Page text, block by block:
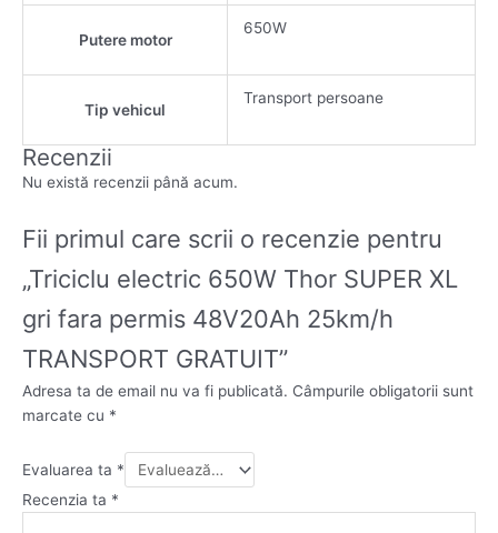
Putere motor
650W
Tip vehicul
Transport persoane
Recenzii
Nu există recenzii până acum.
Fii primul care scrii o recenzie pentru
„Triciclu electric 650W Thor SUPER XL
gri fara permis 48V20Ah 25km/h
TRANSPORT GRATUIT”
Adresa ta de email nu va fi publicată. Câmpurile obligatorii sunt
marcate cu *
Evaluarea ta *
Recenzia ta *